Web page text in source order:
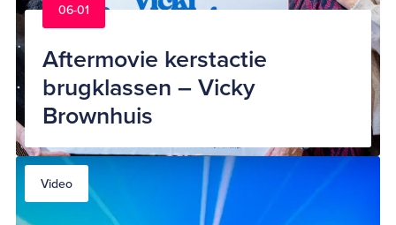
06-01
Aftermovie kerstactie
brugklassen – Vicky
Brownhuis
Video